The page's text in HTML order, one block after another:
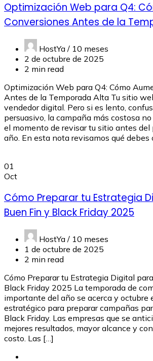
Optimización Web para Q4:
Conversiones Antes de la
HostYa / 10 meses
2 de octubre de 2025
2 min read
Optimización Web para Q4: Cómo
Antes de la Temporada Alta Tu sitio
vendedor digital. Pero si es lento,
persuasivo, la campaña más costosa
el momento de revisar tu sitio antes del
año. En esta nota revisamos qué debes
01
Oct
Cómo Preparar tu Estrategia
Buen Fin y Black Friday 2025
HostYa / 10 meses
1 de octubre de 2025
2 min read
Cómo Preparar tu Estrategia Digital
Black Friday 2025 La temporada de
importante del año se acerca y octubre
estratégico para preparar campañas
Black Friday. Las empresas que se
mejores resultados, mayor alcance y
costo. Las […]